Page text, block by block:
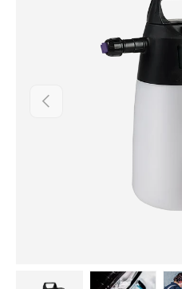
Previous